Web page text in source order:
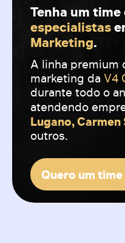
Tenha um
especialistas
Marketing.
A linha premium
marketing da V4
durante todo o
atendendo
Lugano,
outros.
Quero um